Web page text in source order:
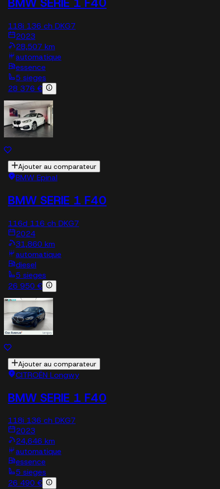
118i 136 ch DKG7
2023
28,507 km
automatique
essence
5 sieges
28 376 €
Ajouter au comparateur
BMW Epinal
BMW SERIE 1 F40
116d 116 ch DKG7
2024
31,860 km
automatique
diesel
5 sieges
26 950 €
Ajouter au comparateur
CITROËN Longwy
BMW SERIE 1 F40
118i 136 ch DKG7
2023
24,646 km
automatique
essence
5 sieges
26 490 €